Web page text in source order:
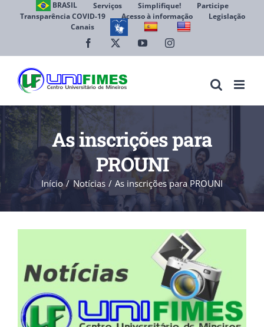
BRASIL Serviços Simplifique!
Participe
Transparência COVID-19
Acesso à informação
Legislação
Canais
Facebook YouTubeInstagram
As inscrições para
PROUNI
Início Notícias As inscrições para PROUNI